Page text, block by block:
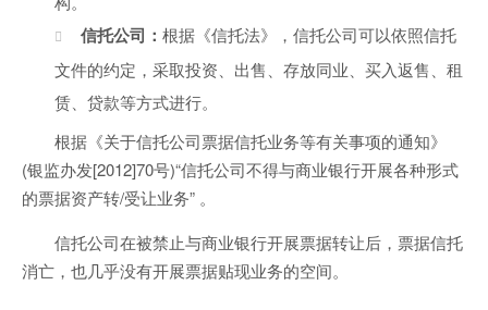
信托公司： 根据《信托法》，信托公司可以依照信托
文件的约定，采取投资、出售、存放同业、买入返售、租
赁、贷款等方式进行。
根据《关于信托公司票据信托业务等有关事项的通知》
(银监办发[2012]70号)“信托公司不得与商业银行开展各种形式
的票据资产转/受让业务” 。
信托公司在被禁止与商业银行开展票据转让后，票据信托
消亡，也几乎没有开展票据贴现业务的空间。